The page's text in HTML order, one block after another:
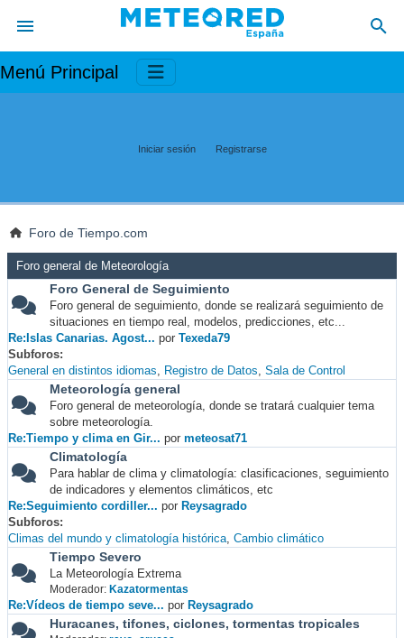
Menú Principal
Iniciar sesión Registrarse
Foro de Tiempo.com
Foro general de Meteorología
Foro General de Seguimiento
Foro general de seguimiento, donde se realizará seguimiento de
situaciones en tiempo real, modelos, predicciones, etc...
Re:Islas Canarias. Agost... por Texeda79
Subforos
General en distintos idiomas
Registro de Datos Sala de Control
Meteorología general
Foro general de meteorología, donde se tratará cualquier tema
sobre meteorología.
Re:Tiempo y clima en Gir... por meteosat71
Climatología
Para hablar de clima y climatología: clasificaciones, seguimiento
de indicadores y elementos climáticos, etc
Re:Seguimiento cordiller... por Reysagrado
Subforos
Climas del mundo y climatología histórica Cambio climático
Tiempo Severo
La Meteorología Extrema
Moderador: Kazatormentas
Re:Vídeos de tiempo seve... por Reysagrado
Huracanes, tifones, ciclones, tormentas tropicales